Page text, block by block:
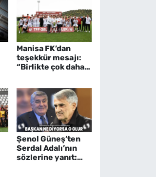
Manisa FK’dan
teşekkür mesajı:
“Birlikte çok daha
Şenol Güneş’ten
Serdal Adalı’nın
sözlerine yanıt: